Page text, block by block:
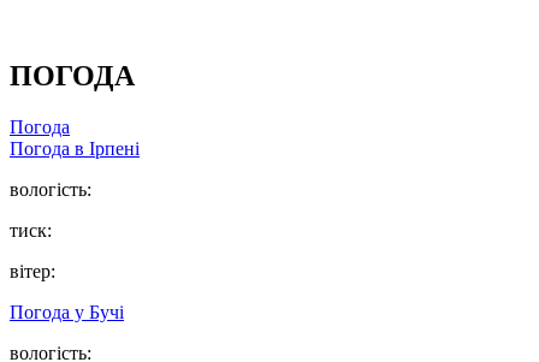
ПОГОДА
Погода
Погода в Ірпені
вологість:
тиск:
вітер:
Погода у Бучі
вологість: